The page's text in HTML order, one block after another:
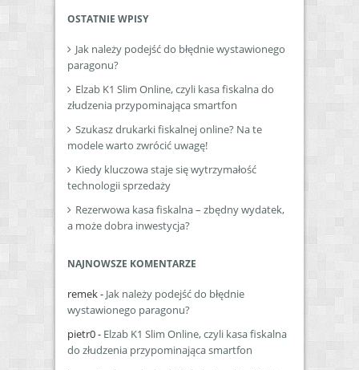
OSTATNIE WPISY
Jak należy podejść do błędnie wystawionego
paragonu?
Elzab K1 Slim Online, czyli kasa fiskalna do
złudzenia przypominająca smartfon
Szukasz drukarki fiskalnej online? Na te
modele warto zwrócić uwagę!
Kiedy kluczowa staje się wytrzymałość
technologii sprzedaży
Rezerwowa kasa fiskalna – zbędny wydatek,
a może dobra inwestycja?
NAJNOWSZE KOMENTARZE
remek- Jak należy podejść do błędnie
wystawionego paragonu?
pietr0- Elzab K1 Slim Online, czyli kasa fiskalna
do złudzenia przypominająca smartfon